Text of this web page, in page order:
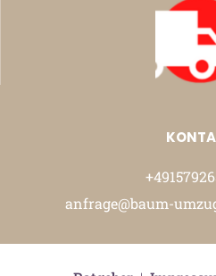
anfrage@baum-